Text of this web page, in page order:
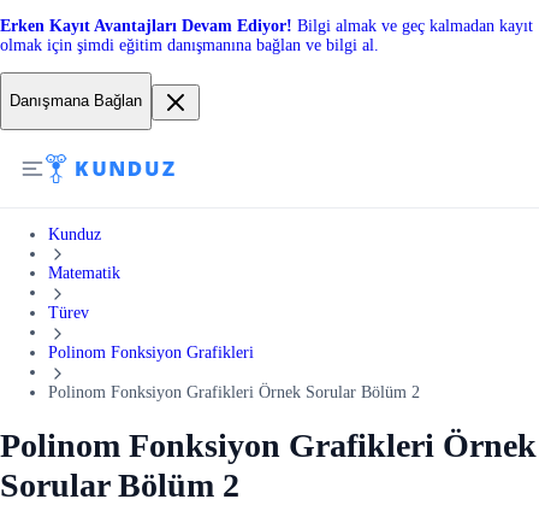
Erken Kayıt Avantajları Devam Ediyor! Bilgi almak ve geç kalmadan kayıt
olmak için şimdi eğitim danışmanına bağlan ve bilgi al.
Danışmana Bağlan
Kunduz
Matematik
Türev
Polinom Fonksiyon Grafikleri
Polinom Fonksiyon Grafikleri Örnek Sorular Bölüm 2
Polinom Fonksiyon Grafikleri Örnek
Sorular Bölüm 2